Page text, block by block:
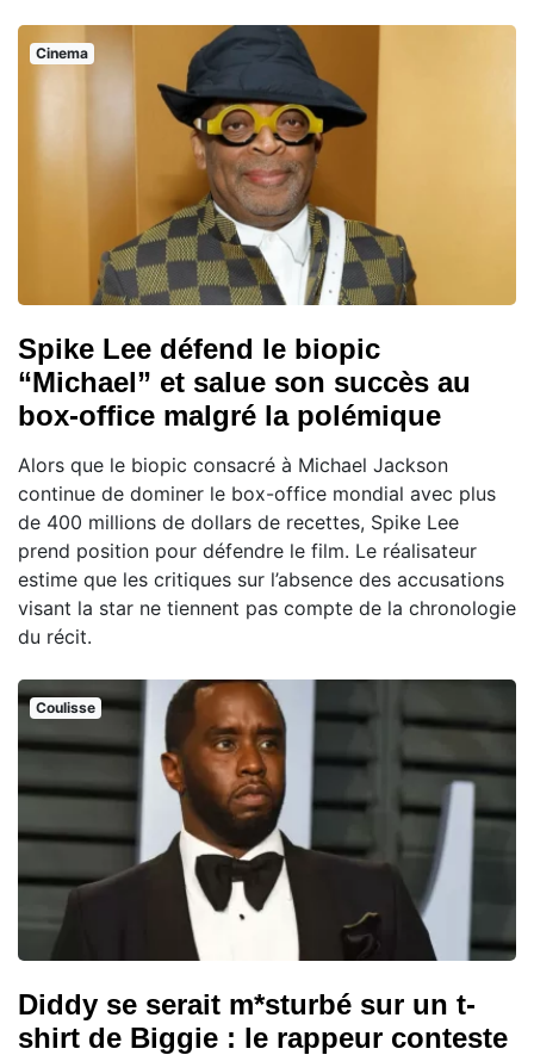
Cinema
Spike Lee défend le biopic
“Michael” et salue son succès au
box-office malgré la polémique
Alors que le biopic consacré à Michael Jackson
continue de dominer le box-office mondial avec plus
de 400 millions de dollars de recettes, Spike Lee
prend position pour défendre le film. Le réalisateur
estime que les critiques sur l’absence des accusations
visant la star ne tiennent pas compte de la chronologie
du récit.
Coulisse
Diddy se serait m*sturbé sur un t-
shirt de Biggie : le rappeur conteste